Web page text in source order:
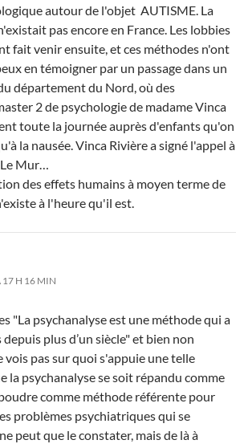
autour de l'objet AUTISME. La
pas encore en France. Les lobbies
fait venir ensuite, et ces méthodes n'ont
en témoigner par un passage dans un
département du Nord, où des
2 de psychologie de madame Vinca
toute la journée auprès d'enfants qu'on
la nausée. Vinca Rivière a signé l'appel à
Mur…
des effets humains à moyen terme de
à l'heure qu'il est.
17 H 16 MIN
"La psychanalyse est une méthode qui a
plus d’un siècle" et bien non
vois pas sur quoi s'appuie une telle
la psychanalyse se soit répandu comme
comme méthode référente pour
problèmes psychiatriques qui se
peut que le constater, mais de là à